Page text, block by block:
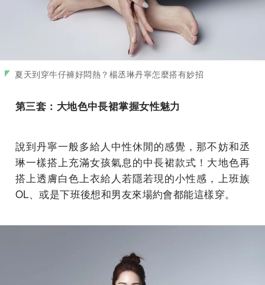
夏天到穿牛仔褲好悶熱？楊丞琳丹寧怎麼搭有妙招
第三套：大地色中長裙掌握女性魅力
說到丹寧一般多給人中性休閒的感覺，那不妨和丞
琳一樣搭上充滿女孩氣息的中長裙款式！大地色再
搭上透膚白色上衣給人若隱若現的小性感，上班族
OL、或是下班後想和男友來場約會都能這樣穿。